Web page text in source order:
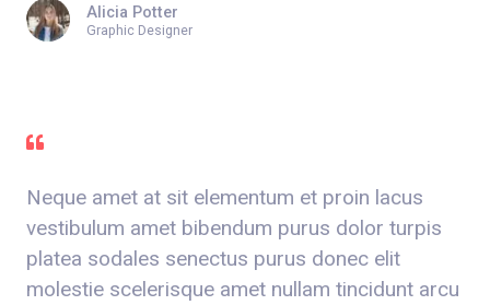
Alicia Potter
Graphic Designer
Neque amet at sit elementum et proin lacus
vestibulum amet bibendum purus dolor turpis
platea sodales senectus purus donec elit
molestie scelerisque amet nullam tincidunt arcu